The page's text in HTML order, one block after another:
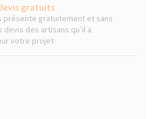
gratuits
présente gratuitement et sans
devis des artisans qu’il a
votre projet